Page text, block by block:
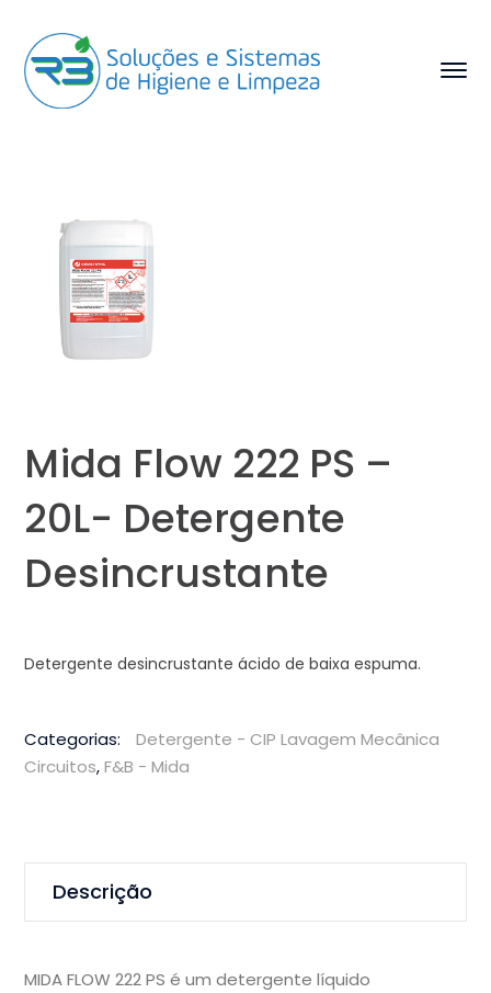
Mida Flow 222 PS –
20L- Detergente
Desincrustante
Detergente desincrustante ácido de baixa espuma.
Categorias:
Detergente - CIP Lavagem Mecânica
Circuitos,F&B - Mida
Descrição
MIDA FLOW 222 PS é um detergente líquido